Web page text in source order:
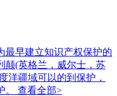
最早建立知识产权保护的
颠(英格兰，威尔士，苏
洋疆域可以的到保护，
。 查看全部>